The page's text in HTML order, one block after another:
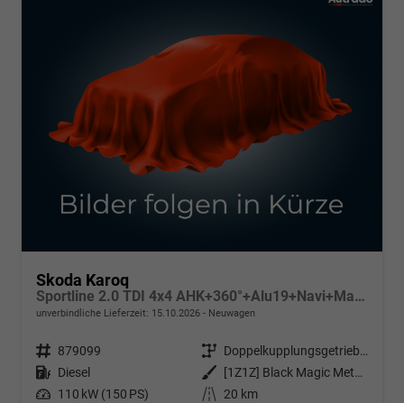
Skoda Karoq
Sportline 2.0 TDI 4x4 AHK+360°+Alu19+Navi+Matrix+Winter+eHeck+Lounge+ACC+GV5
unverbindliche Lieferzeit: 15.10.2026 Neuwagen
Fahrzeugnr. 879099 Getriebe
Doppelkupplungsgetriebe (DSG)
Kraftstoff Diesel Außenfarbe
[1Z1Z] Black Magic Metallic
Leistung 110 kW (150 PS) Kilometerstand 20 km